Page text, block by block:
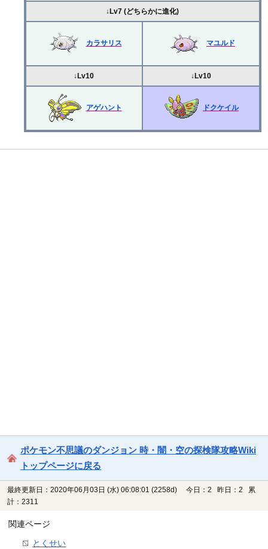
↓Lv7 (どちらかに進化)
カラサリス マユルド
↓Lv10 ↓Lv10
アゲハント ドクケイル
ポケモン不思議のダンジョン 時・闇・空の探検隊攻略Wiki
トップページに戻る
最終更新日：2020年06月03日 (水) 06:08:01 (2258d)
今日：2 昨日：2 累
計：2311
関連ページ
とくせい